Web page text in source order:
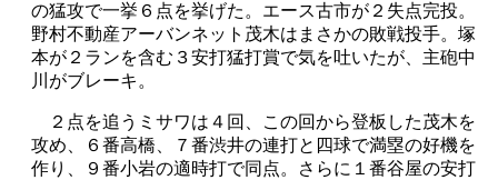
の猛攻で一挙６点を挙げた。エース古市が２失点完投。
野村不動産アーバンネット茂木はまさかの敗戦投手。塚
本が２ランを含む３安打猛打賞で気を吐いたが、主砲中
川がブレーキ。
２点を追うミサワは４回、この回から登板した茂木を
攻め、６番高橋、７番渋井の連打と四球で満塁の好機を
作り、９番小岩の適時打で同点。さらに１番谷屋の安打